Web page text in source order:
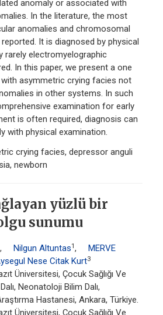
anomaly or associated with
In the literature, the most
anomalies and chromosomal
It is diagnosed by physical
rarely electromyelographic
In this paper, we present a one
asymmetric crying facies not
in other systems. In such
examination for early
is often required, diagnosis can
with physical examination.
crying facies, depressor anguli
newborn
yüzlü bir
sunumu
, Nilgun Altuntas1,
MERVE
Nese Citak Kurt3
Üniversitesi, Çocuk Sağlığı Ve
Neonatoloji Bilim Dalı,
Hastanesi, Ankara, Türkiye.
Üniversitesi, Çocuk Sağlığı Ve